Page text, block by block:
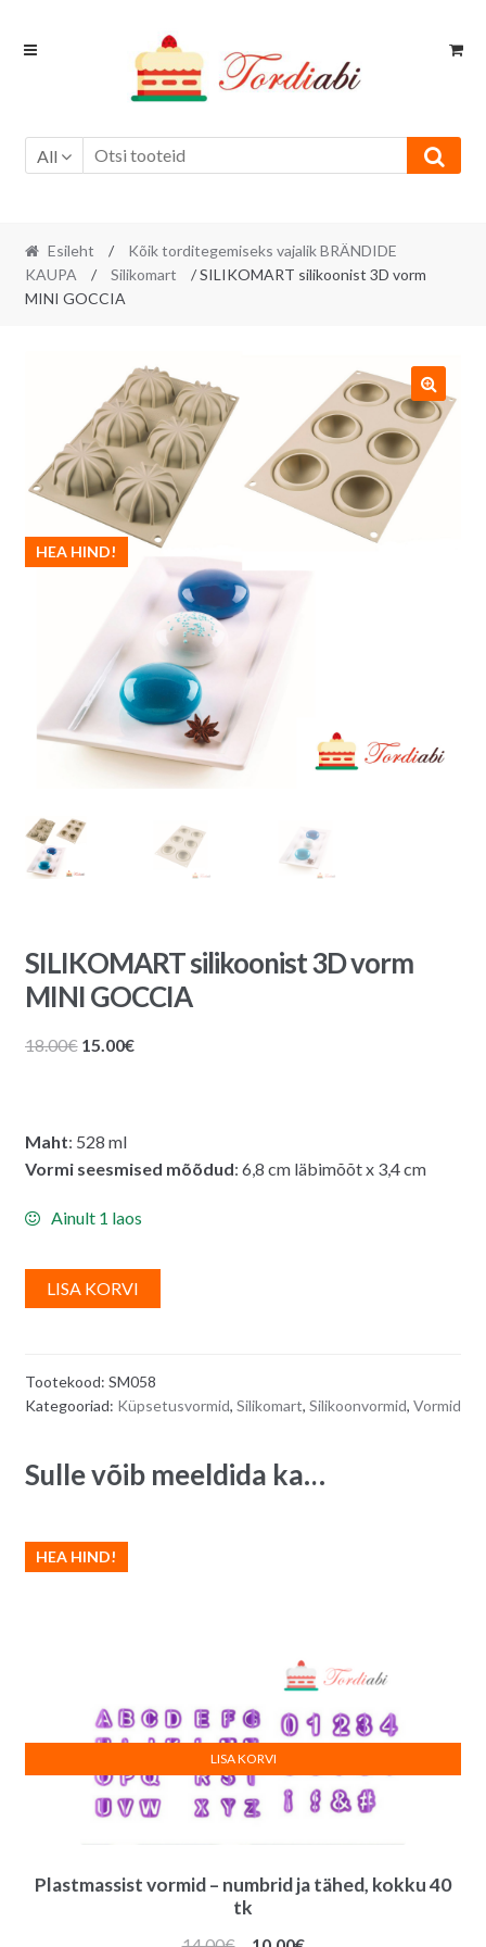
Skip
Skip
All
Esileht /
Kõik torditegemiseks vajalik BRÄNDIDE
KAUPA
/ Silikomart
/ SILIKOMART silikoonist 3D vorm
MINI GOCCIA
HEA HIND!
SILIKOMART silikoonist 3D vorm
MINI GOCCIA
18.00€ Algne
15.00€Praegune
Maht: 528 ml
Vormi seesmised mõõdud: 6,8 cm läbimõõt x 3,4 cm
Ainult 1 laos
LISA KORVI
l
n
t
Tootekood: SM058
Kategooriad: Küpsetusvormid, Silikomart, Silikoonvormid, Vormid
Sulle võib meeldida ka…
Plastmassist vormid – numbrid ja tähed, kokku 40
tk
HEA HIND!
LISA KORVI